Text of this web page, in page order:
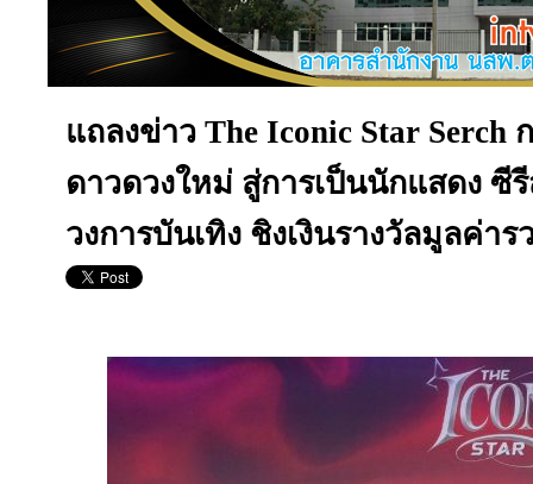
แถลงข่าว The Iconic Star Serch
ดาวดวงใหม่ สู่การเป็นนักแสดง ซี
วงการบันเทิง ชิงเงินรางวัลมูลค่า